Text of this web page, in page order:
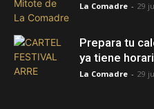
La Comadre - 29
Prepara tu
ya tiene
La Comadre - 29